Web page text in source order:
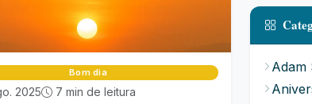
Bom dia
2025 7 min de leitura
Adam